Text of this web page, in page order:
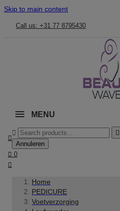
Skip to main content
Call us: +31 77 8795430
MENU



Annuleren
 0

Home
PEDICURE
Voetverzorging